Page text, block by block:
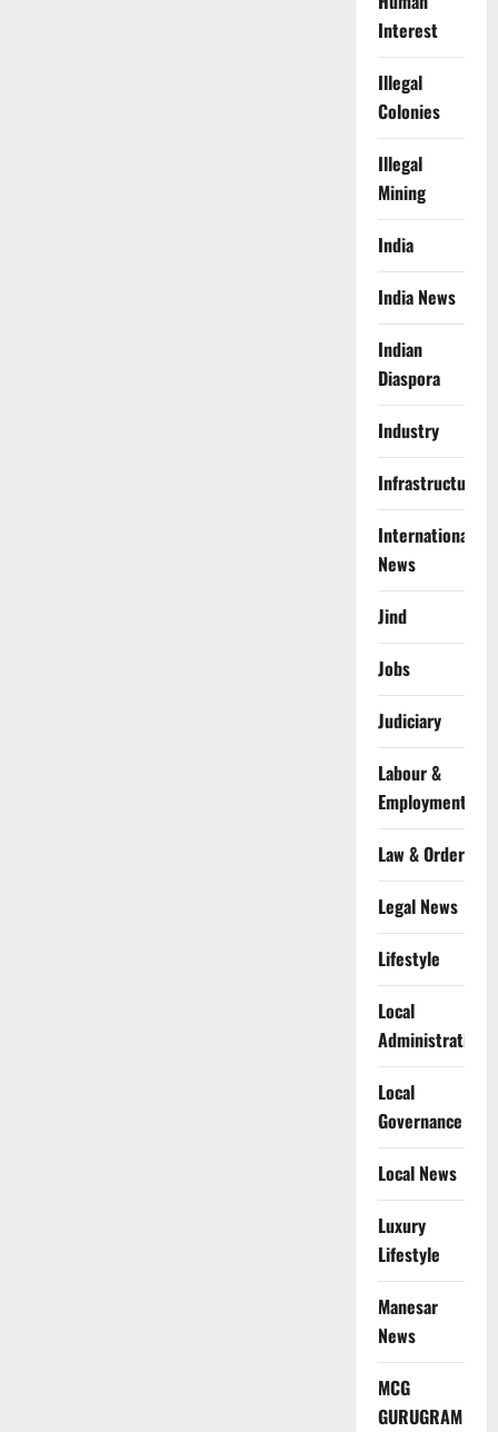
Interest
Illegal
Colonies
Illegal
Mining
India
India News
Indian
Diaspora
Industry
Infrastructure
International
News
Jind
Jobs
Judiciary
Labour &
Employment
Law & Order
Legal News
Lifestyle
Local
Administration
Local
Governance
Local News
Luxury
Lifestyle
Manesar
News
MCG
GURUGRAM